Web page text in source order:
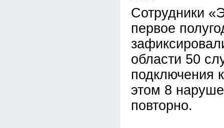
Сотрудники
первое
области 50
подключения
этом 8
повторно.